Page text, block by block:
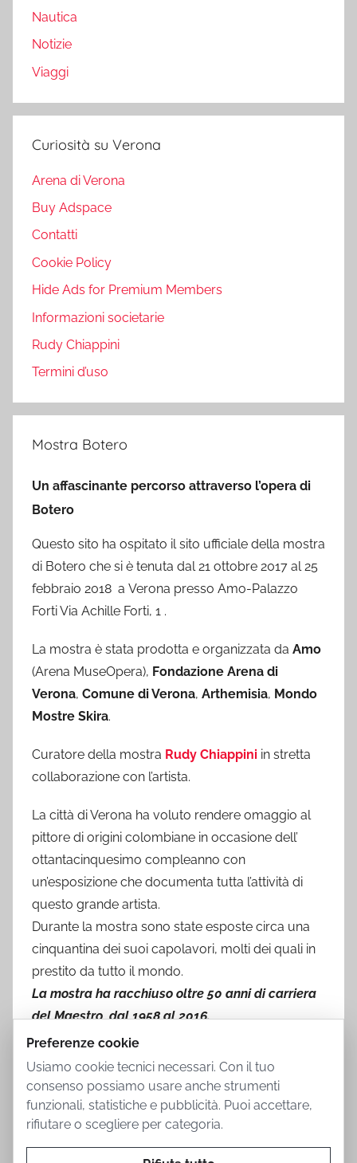
Nautica
Notizie
Viaggi
Curiosità su Verona
Arena di Verona
Buy Adspace
Contatti
Cookie Policy
Hide Ads for Premium Members
Informazioni societarie
Rudy Chiappini
Termini d’uso
Mostra Botero
Un affascinante percorso attraverso l’opera di
Botero
Questo sito ha ospitato il sito ufficiale della mostra
di Botero che si è tenuta dal 21 ottobre 2017 al 25
febbraio 2018 a Verona presso Amo-Palazzo
Forti Via Achille Forti, 1 .
La mostra è stata prodotta e organizzata da Amo
(Arena MuseOpera), Fondazione Arena di
Verona, Comune di Verona, Arthemisia, Mondo
Mostre Skira.
Curatore della mostra Rudy Chiappini in stretta
collaborazione con l’artista.
La città di Verona ha voluto rendere omaggio al
pittore di origini colombiane in occasione dell’
ottantacinquesimo compleanno con
un’esposizione che documenta tutta l’attività di
questo grande artista.
Durante la mostra sono state esposte circa una
cinquantina dei suoi capolavori, molti dei quali in
prestito da tutto il mondo.
La mostra ha racchiuso oltre 50 anni di carriera
del Maestro, dal 1958 al 2016.
Preferenze cookie
Usiamo cookie tecnici necessari. Con il tuo
consenso possiamo usare anche strumenti
funzionali, statistiche e pubblicità. Puoi accettare,
rifiutare o scegliere per categoria.